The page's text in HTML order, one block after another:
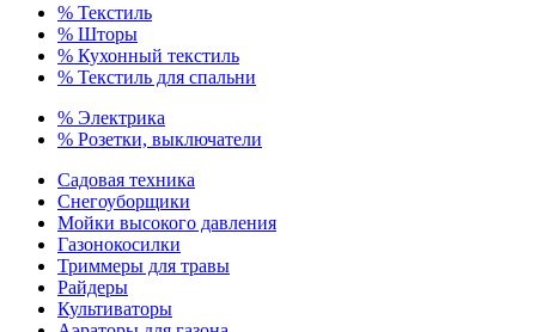
% Текстиль
% Шторы
% Кухонный текстиль
% Текстиль для спальни
% Электрика
% Розетки, выключатели
Садовая техника
Снегоуборщики
Мойки высокого давления
Газонокосилки
Триммеры для травы
Райдеры
Культиваторы